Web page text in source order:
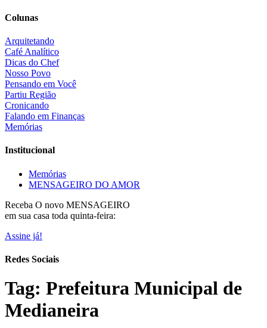
Colunas
Arquitetando
Café Analítico
Dicas do Chef
Nosso Povo
Pensando em Você
Partiu Região
Cronicando
Falando em Finanças
Memórias
Institucional
Memórias
MENSAGEIRO DO AMOR
Receba O novo MENSAGEIRO
em sua casa toda quinta-feira:
Assine já!
Redes Sociais
Tag: Prefeitura Municipal de
Medianeira